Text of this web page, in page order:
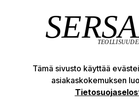
Tuotekuvaus
Tämä sivusto käyttää
asiakaskokemuksen